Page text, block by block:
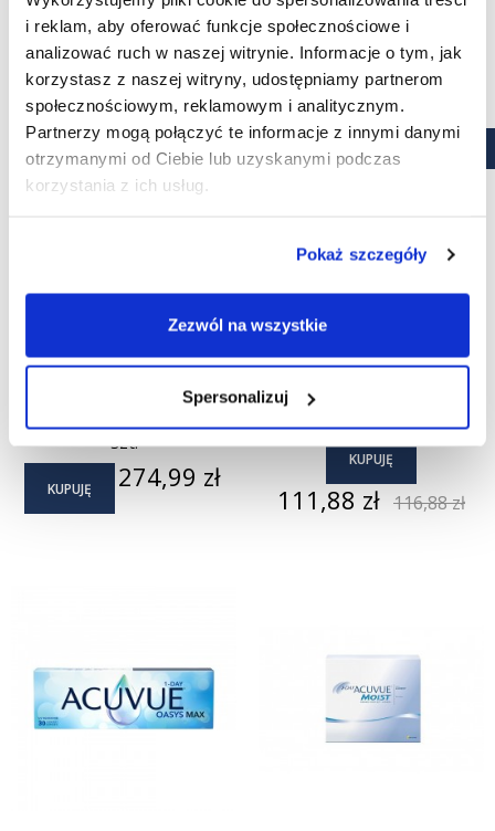
i reklam, aby oferować funkcje społecznościowe i
analizować ruch w naszej witrynie. Informacje o tym, jak
korzystasz z naszej witryny, udostępniamy partnerom
społecznościowym, reklamowym i analitycznym.
Partnerzy mogą połączyć te informacje z innymi danymi
otrzymanymi od Ciebie lub uzyskanymi podczas
korzystania z ich usług.
Pokaż szczegóły
Zezwól na wszystkie
Spersonalizuj
(2)
ACUVUE® OASYS 1-Day 90
szt.
KUPUJĘ Cena
274,99 zł
evO2lution soft 500 ml
KUPUJĘ
Cena
111,88 zł Cena
116,88 zł
- 5,00 ZŁ